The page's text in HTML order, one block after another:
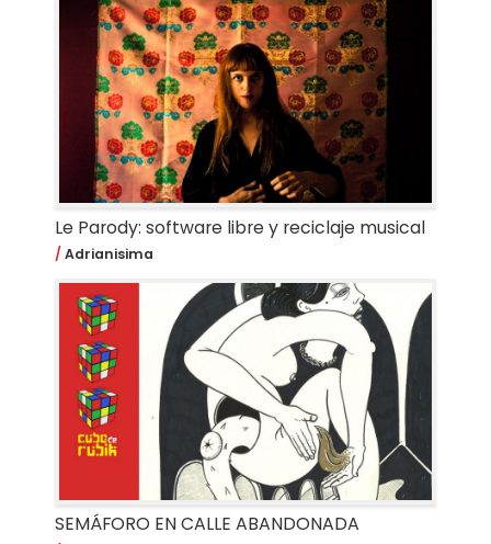
Le Parody: software libre y reciclaje musical
Adrianisima
SEMÁFORO EN CALLE ABANDONADA